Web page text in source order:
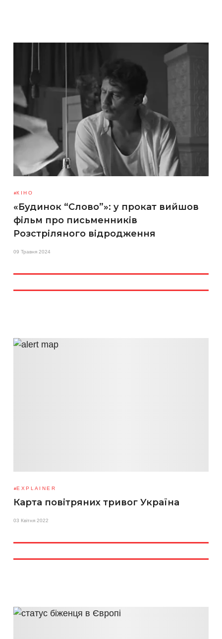
КІНО
«Будинок “Слово”»: у прокат вийшов
фільм про письменників
Розстріляного відродження
09 Травня 2024
EXPLAINER
Карта повітряних тривог Україна
03 Квітня 2022